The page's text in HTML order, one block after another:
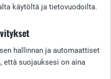
käytöltä ja tietovuodoilta.
hallinnan ja automaattiset
että suojauksesi on aina